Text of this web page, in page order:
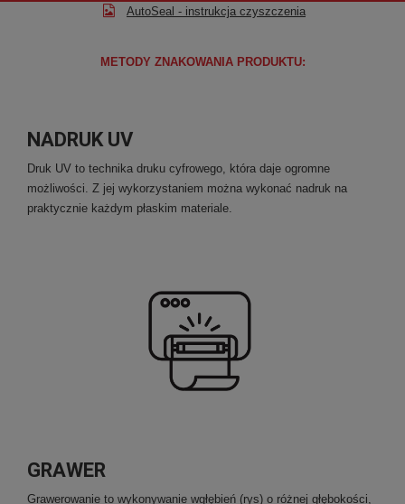
AutoSeal - instrukcja czyszczenia
METODY ZNAKOWANIA PRODUKTU:
NADRUK UV
Druk UV to technika druku cyfrowego, która daje ogromne
możliwości. Z jej wykorzystaniem można wykonać nadruk na
praktycznie każdym płaskim materiale.
GRAWER
Grawerowanie to wykonywanie wgłębień (rys) o różnej głębokości,